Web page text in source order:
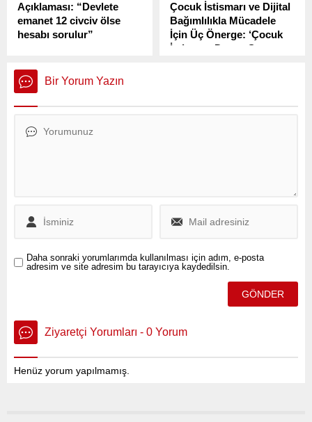
Açıklaması: “Devlete
emanet 12 civciv ölse
hesabı sorulur”
soruşturmaya ve Pençe-Kilit
Harekat bölgesinde metan
gazından etkilenerek şehit
açıklamalarda bulundu.
Çocuk İstismarı ve Dijital
Bağımlılıkla Mücadele
İçin Üç Önerge: ‘Çocuk
İstismarı Dosya Sayısı
çocuk istismarı, dijital
önergesiyle önemli sorular
Bir Yorum Yazın
Daha sonraki yorumlarımda kullanılması için adım, e-posta
adresim ve site adresim bu tarayıcıya kaydedilsin.
Ziyaretçi Yorumları - 0 Yorum
Henüz yorum yapılmamış.